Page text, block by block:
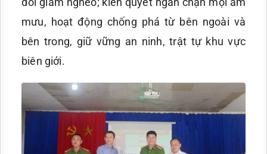
mưu, hoạt động chống phá từ bên ngoài và
bên trong, giữ vững an ninh, trật tự khu vực
biên giới.